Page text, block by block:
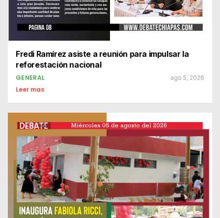
Fredi Ramírez asiste a reunión para impulsar la
reforestación nacional
GENERAL ago 5, 2026
Leer mas